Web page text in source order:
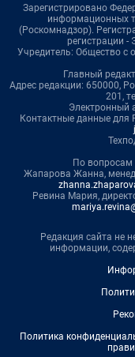
Зарегистрировано
информационных
(Роскомнадзор).
регистрации
Учредитель: Общество с
Главный
Адрес редакции: 650000,
201,
Электронный
Контактные данные для
По вопросам
Жапарова Жанна,
Ревина Мария,
Редакция сайта не
информации,
Политика